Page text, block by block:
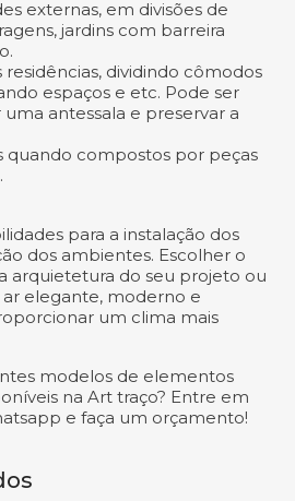
externas, em divisões de
jardins com barreira
residências, dividindo cômodos
espaços e etc. Pode ser
antessala e preservar a
quando compostos por peças
para a instalação dos
dos ambientes. Escolher o
arquietetura do seu projeto ou
elegante, moderno e
um clima mais
modelos de elementos
na Art traço? Entre em
e faça um orçamento!